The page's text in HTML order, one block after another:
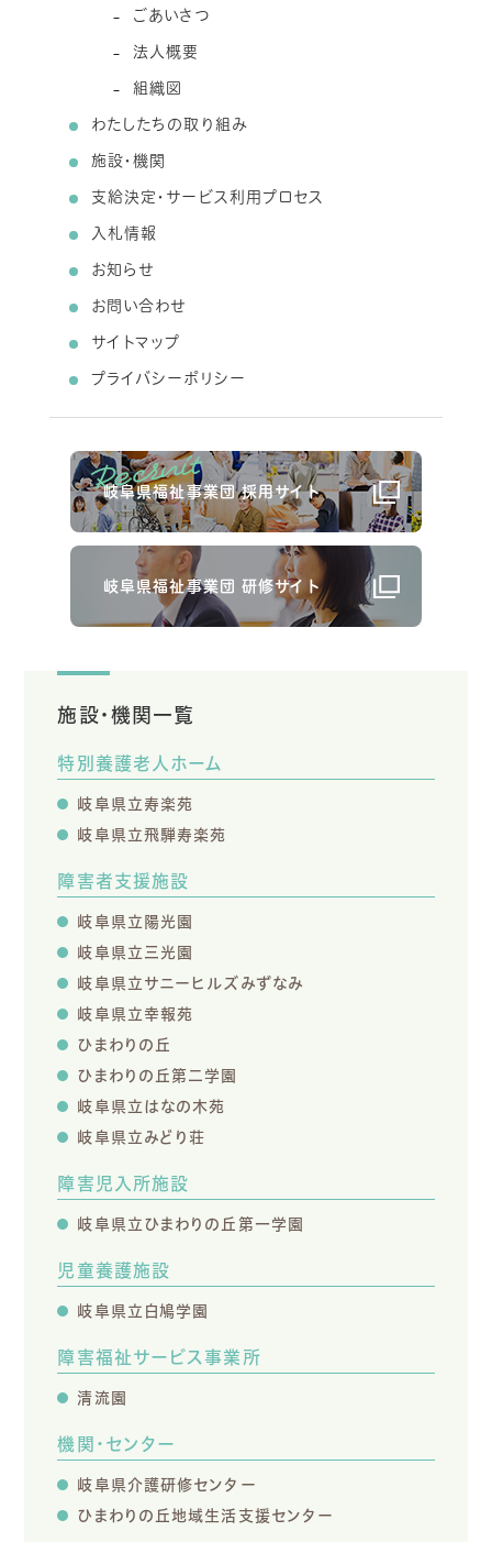
ごあいさつ
法人概要
組織図
わたしたちの取り組み
施設・機関
支給決定・サービス利用プロセス
入札情報
お知らせ
お問い合わせ
サイトマップ
プライバシーポリシー
岐阜県福祉事業団 採用サイト
岐阜県福祉事業団 研修サイト
施設・機関一覧
特別養護老人ホーム
岐阜県立寿楽苑
岐阜県立飛騨寿楽苑
障害者支援施設
岐阜県立陽光園
岐阜県立三光園
岐阜県立サニーヒルズみずなみ
岐阜県立幸報苑
ひまわりの丘
ひまわりの丘第二学園
岐阜県立はなの木苑
岐阜県立みどり荘
障害児入所施設
岐阜県立ひまわりの丘第一学園
児童養護施設
岐阜県立白鳩学園
障害福祉サービス事業所
清流園
機関・センター
岐阜県介護研修センター
ひまわりの丘地域生活支援センター